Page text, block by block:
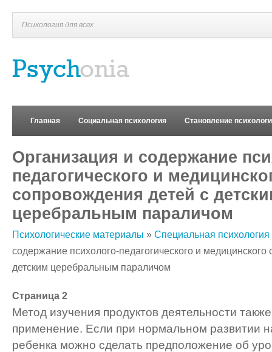
Психология для всех
Главная Социальная психология Становление
Организация и содержание
педагогического и
сопровождения детей с
церебральным параличом
Психологические материалы » Специальная психология
содержание психолого-педагогического и
детским церебральным параличом
Страница 2
Метод изучения продуктов деятельности
применение. Если при нормальном развитии
ребенка можно сделать предположение об